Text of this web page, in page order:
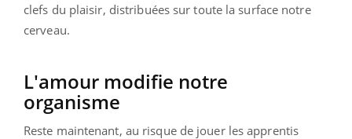
clefs du plaisir, distribuées sur toute la surface notre
cerveau.
L'amour modifie notre
organisme
Reste maintenant, au risque de jouer les apprentis